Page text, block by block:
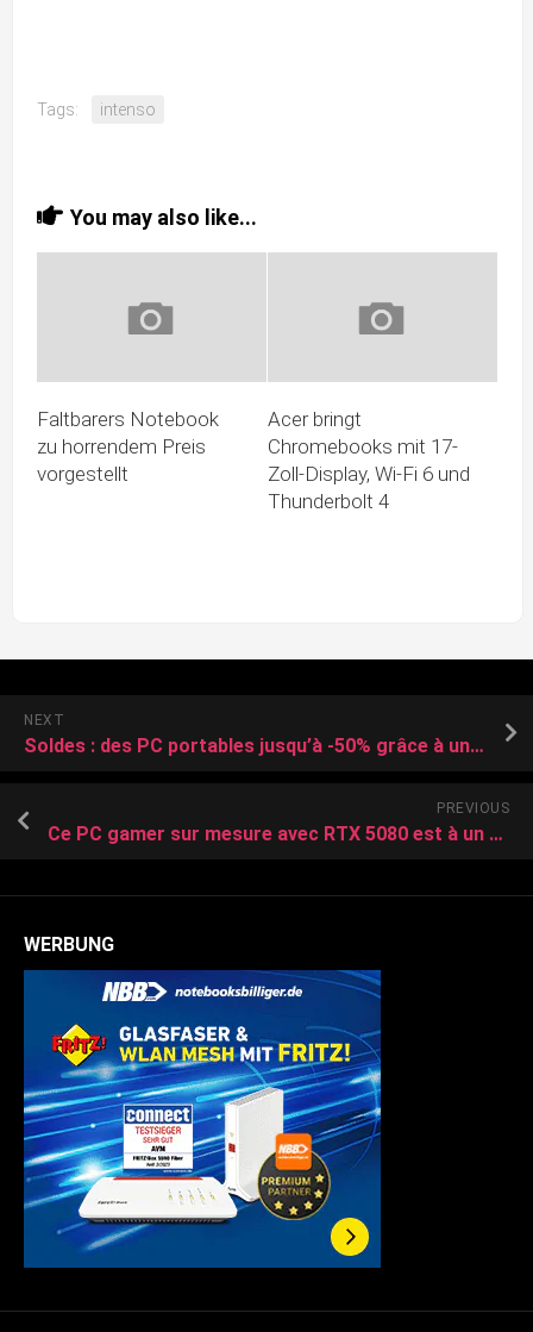
Tags: intenso
You may also like...
Faltbarers Notebook
zu horrendem Preis
vorgestellt
Acer bringt
Chromebooks mit 17-
Zoll-Display, Wi-Fi 6 und
Thunderbolt 4
NEXT
Soldes : des PC portables jusqu’à -50% grâce à un simple code à ajouter au panier
PREVIOUS
Ce PC gamer sur mesure avec RTX 5080 est à un prix défiant toute concurrence
WERBUNG